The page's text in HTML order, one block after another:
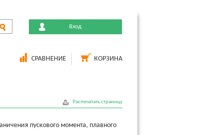
Вход
СРАВНЕНИЕ КОРЗИНА
Распечатать страницу
пускового момента, плавного